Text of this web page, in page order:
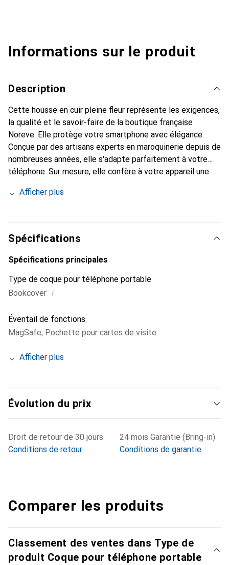
Informations sur le produit
Description
Cette housse en cuir pleine fleur représente les exigences,
la qualité et le savoir-faire de la boutique française
Noreve. Elle protège votre smartphone avec élégance.
Conçue par des artisans experts en maroquinerie depuis de
nombreuses années, elle s'adapte parfaitement à votre
téléphone. Sur mesure, elle confère à votre appareil une
devient l'accessoire chic et indispensable pour votre
produits de haute qualité, la marque Noreve est un choix
sûr pour une clientèle exigeante.
Afficher plus
Spécifications
Spécifications principales
Type de coque pour téléphone portable
Bookcover i
Éventail de fonctions
MagSafe, Pochette pour cartes de visite
Afficher plus
Évolution du prix
Droit de retour de 30 jours
Conditions de retour
24 mois Garantie (Bring-in)
Conditions de garantie
Comparer les produits
Classement des ventes dans Type de
produit Coque pour téléphone portable